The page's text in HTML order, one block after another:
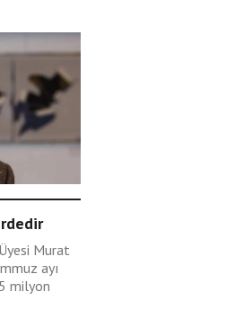
Murat
ayı
milyon